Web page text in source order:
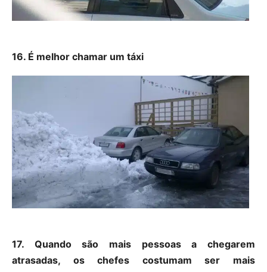
16. É melhor chamar um táxi
17. Quando são mais pessoas a chegarem
atrasadas, os chefes costumam ser mais